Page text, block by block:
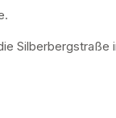
Silberbergstraße